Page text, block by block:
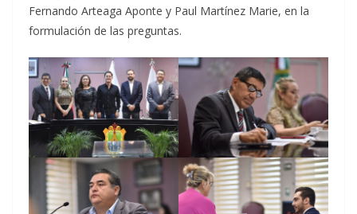
Fernando Arteaga Aponte y Paul Martínez Marie, en la
formulación de las preguntas.